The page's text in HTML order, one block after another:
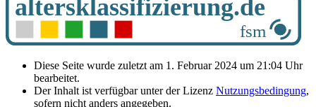
Diese Seite wurde zuletzt am 1. Februar 2024 um 21:04 Uhr
bearbeitet.
Der Inhalt ist verfügbar unter der Lizenz Nutzungsbedingung,
sofern nicht anders angegeben.